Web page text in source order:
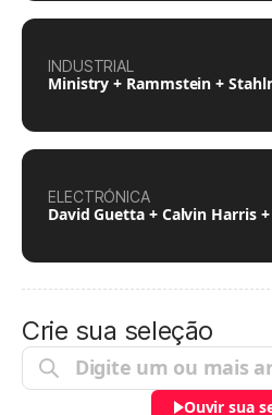
INDUSTRIAL
Ministry + Rammstein +
ELECTRÓNICA
David Guetta + Calvin Harris
Crie sua seleção
Ouvir sua